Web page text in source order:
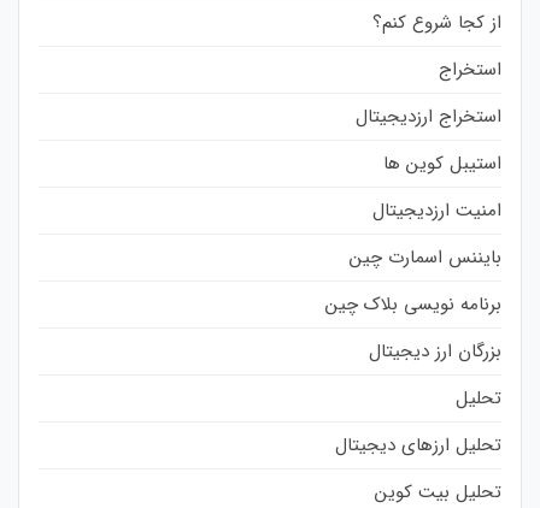
از کجا شروع کنم؟
استخراج
استخراج ارزدیجیتال
استیبل کوین ها
امنیت ارزدیجیتال
بایننس اسمارت چین
برنامه نویسی بلاک چین
بزرگان ارز دیجیتال
تحلیل
تحلیل ارزهای دیجیتال
تحلیل بیت کوین